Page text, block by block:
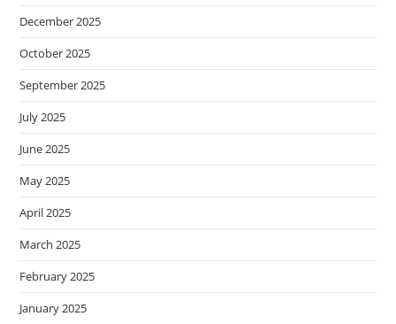
December 2025
October 2025
September 2025
July 2025
June 2025
May 2025
April 2025
March 2025
February 2025
January 2025